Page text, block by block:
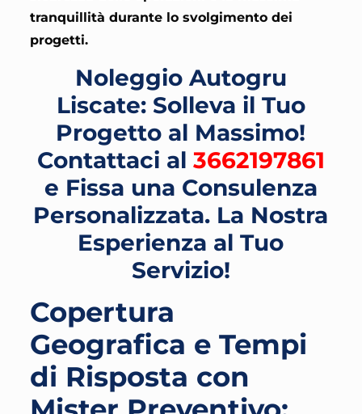
tranquillità durante lo svolgimento dei
progetti.
Noleggio Autogru
Liscate: Solleva il Tuo
Progetto al Massimo!
Contattaci al 3662197861
e Fissa una Consulenza
Personalizzata. La Nostra
Esperienza al Tuo
Servizio!
Copertura
Geografica e Tempi
di Risposta con